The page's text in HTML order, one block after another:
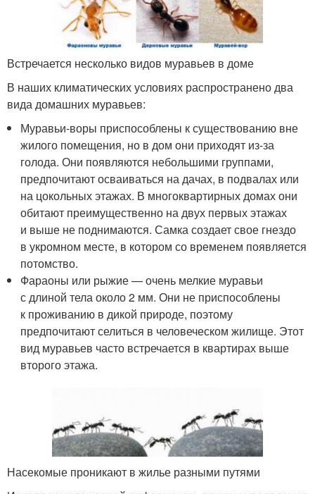
Встречается несколько видов муравьев в доме
В наших климатических условиях распространено два
вида домашних муравьев:
Муравьи-воры приспособлены к существованию вне
жилого помещения, но в дом они приходят из-за
голода. Они появляются небольшими группами,
предпочитают осваиваться на дачах, в подвалах или
на цокольных этажах. В многоквартирных домах они
обитают преимущественно на двух первых этажах
и выше не поднимаются. Самка создает свое гнездо
в укромном месте, в котором со временем появляется
потомство.
Фараоны или рыжие — очень мелкие муравьи
с длиной тела около 2 мм. Они не приспособлены
к проживанию в дикой природе, поэтому
предпочитают селиться в человеческом жилище. Этот
вид муравьев часто встречается в квартирах выше
второго этажа.
Насекомые проникают в жилье разными путями